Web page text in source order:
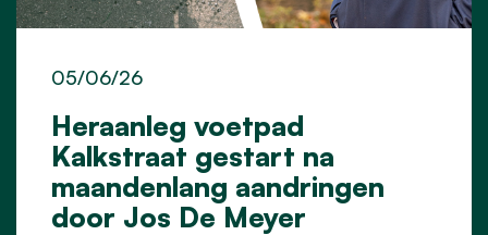
Heraanleg voetpad
Kalkstraat gestart na
maandenlang aandringen
door Jos De Meyer
05/06/26